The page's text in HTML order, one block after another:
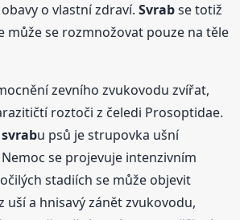
o vlastní zdraví.Svrabse totiž
může se rozmnožovat pouze na těle
zevního zvukovodu zvířat,
roztoči z čeledi Prosoptidae.
svrabu psů je strupovka ušní
Nemoc se projevuje intenzivním
stadiích se může objevit
uší a hnisavý zánět zvukovodu,